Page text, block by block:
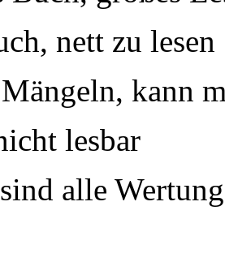
nett zu lesen
kann
lesbar
alle